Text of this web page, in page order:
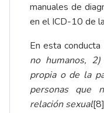
manuales de
en el ICD-10 de
En esta
no humanos,
propia o de la
personas que
relación sexual[8]